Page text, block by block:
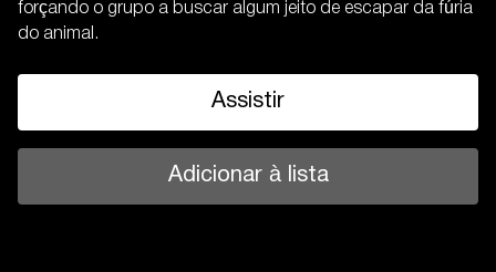
forçando o grupo a buscar algum jeito de escapar da fúria
do animal.
Assistir
Adicionar à lista